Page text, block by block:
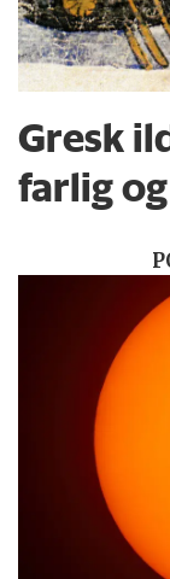
Gresk
farlig